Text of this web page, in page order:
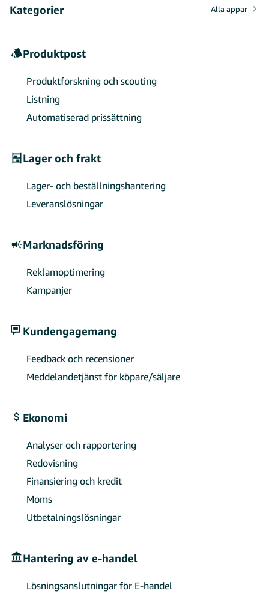
Kategorier Alla appar
Produktpost
Produktforskning och scouting
Listning
Automatiserad prissättning
Lager och frakt
Lager- och beställningshantering
Leveranslösningar
Marknadsföring
Reklamoptimering
Kampanjer
Kundengagemang
Feedback och recensioner
Meddelandetjänst för köpare/säljare
Ekonomi
Analyser och rapportering
Redovisning
Finansiering och kredit
Moms
Utbetalningslösningar
Hantering av e-handel
Lösningsanslutningar för E-handel